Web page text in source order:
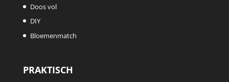
Doos vol
DIY
Bloemenmatch
PRAKTISCH